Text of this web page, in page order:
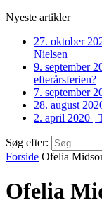
Nyeste artikler
27. oktober
Nielsen
9. september
efterårsferien?
7. september
28. august
2. april 2020 |
Søg efter:
Forside Ofelia
Ofelia